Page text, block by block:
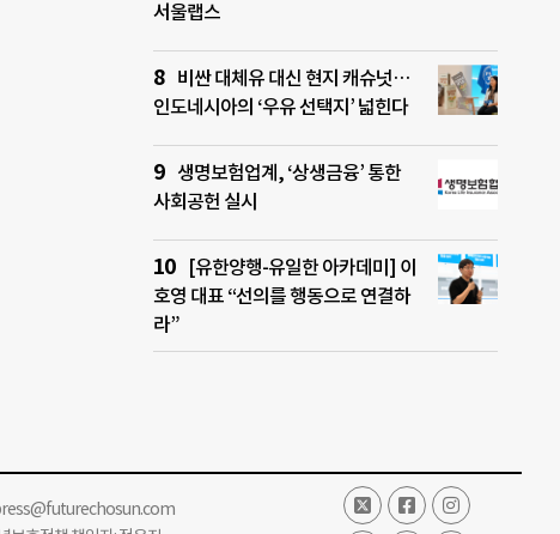
서울랩스
비싼 대체유 대신 현지 캐슈넛…
인도네시아의 ‘우유 선택지’ 넓힌다
생명보험업계, ‘상생금융’ 통한
사회공헌 실시
[유한양행-유일한 아카데미] 이
호영 대표 “선의를 행동으로 연결하
라”